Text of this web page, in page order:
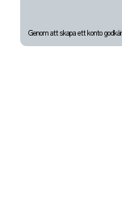
Genom att skapa ett konto